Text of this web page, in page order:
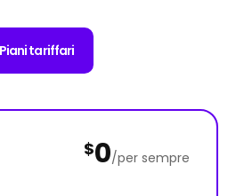
Piani tariffari
$0/per sempre